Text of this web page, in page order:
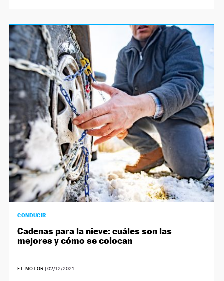
CONDUCIR
Cadenas para la nieve: cuáles son las
mejores y cómo se colocan
EL MOTOR | 02/12/2021